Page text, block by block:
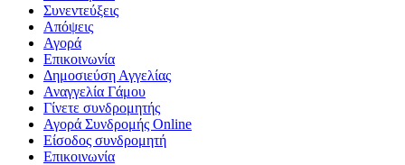
Συνεντεύξεις
Απόψεις
Αγορά
Επικοινωνία
Δημοσιεύση Αγγελίας
Αναγγελία Γάμου
Γίνετε συνδρομητής
Αγορά Συνδρομής Online
Είσοδος συνδρομητή
Επικοινωνία